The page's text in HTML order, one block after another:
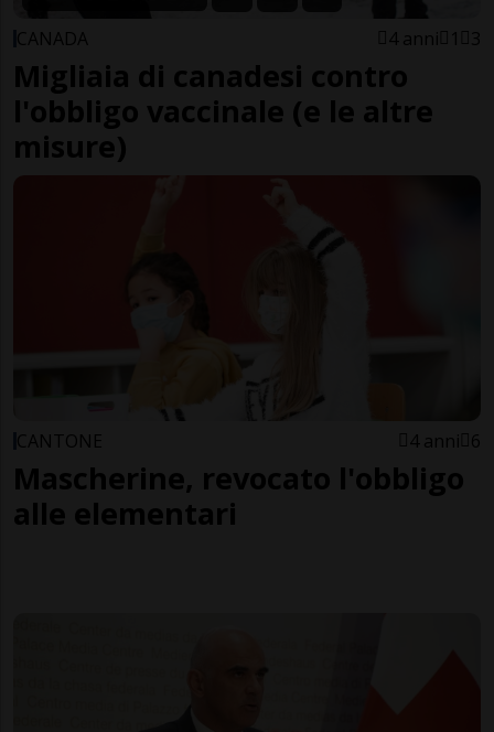
CANADA 4 anni 1 3
Migliaia di canadesi contro
l'obbligo vaccinale (e le altre
misure)
CANTONE 4 anni 6
Mascherine, revocato l'obbligo
alle elementari